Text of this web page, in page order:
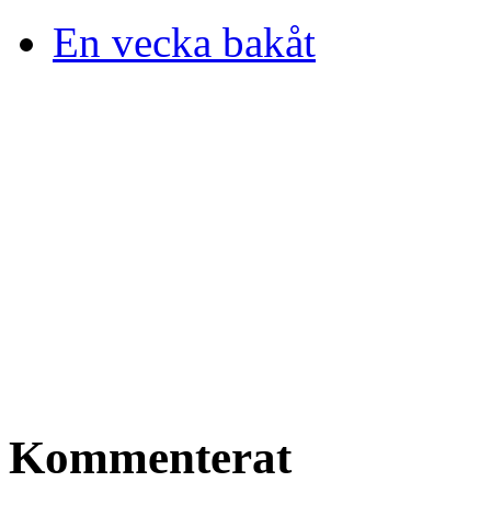
En vecka bakåt
Kommenterat